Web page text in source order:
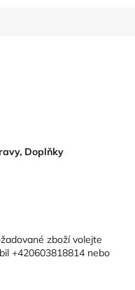
Doplňky
zboží volejte
+420603818814 nebo